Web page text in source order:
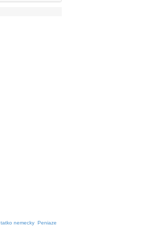
tatko nemecky Peniaze